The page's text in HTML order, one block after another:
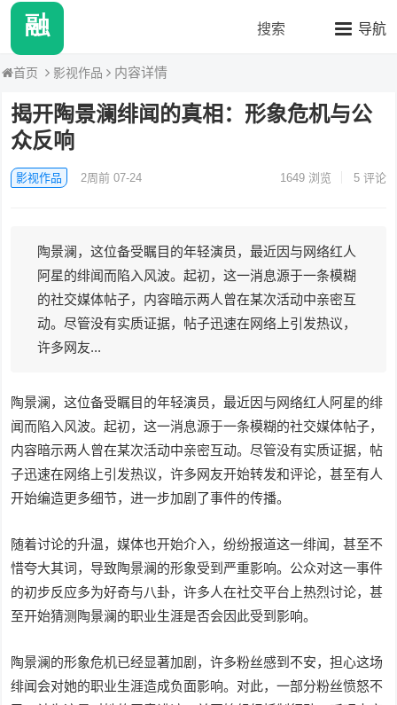
导航
搜索
首页 影视作品 内容详情
揭开陶景澜绯闻的真相：形象危机与公
众反响
影视作品 2周前 07-24 1649浏览 5 评论
陶景澜，这位备受瞩目的年轻演员，最近因与网络红人
阿星的绯闻而陷入风波。起初，这一消息源于一条模糊
的社交媒体帖子，内容暗示两人曾在某次活动中亲密互
动。尽管没有实质证据，帖子迅速在网络上引发热议，
许多网友...
陶景澜，这位备受瞩目的年轻演员，最近因与网络红人阿星的绯
闻而陷入风波。起初，这一消息源于一条模糊的社交媒体帖子，
内容暗示两人曾在某次活动中亲密互动。尽管没有实质证据，帖
子迅速在网络上引发热议，许多网友开始转发和评论，甚至有人
开始编造更多细节，进一步加剧了事件的传播。
随着讨论的升温，媒体也开始介入，纷纷报道这一绯闻，甚至不
惜夸大其词，导致陶景澜的形象受到严重影响。公众对这一事件
的初步反应多为好奇与八卦，许多人在社交平台上热烈讨论，甚
至开始猜测陶景澜的职业生涯是否会因此受到影响。
陶景澜的形象危机已经显著加剧，许多粉丝感到不安，担心这场
绯闻会对她的职业生涯造成负面影响。对此，一部分粉丝愤怒不